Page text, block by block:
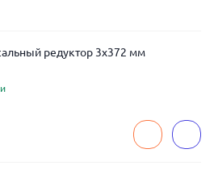
редуктор 3x372 мм